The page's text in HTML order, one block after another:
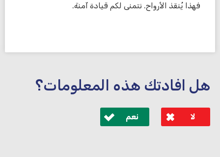
فهذا يُنقذ الأرواح. نتمنى لكم قيادة آمنة.
هل افادتك هذه المعلومات؟
لا نعم